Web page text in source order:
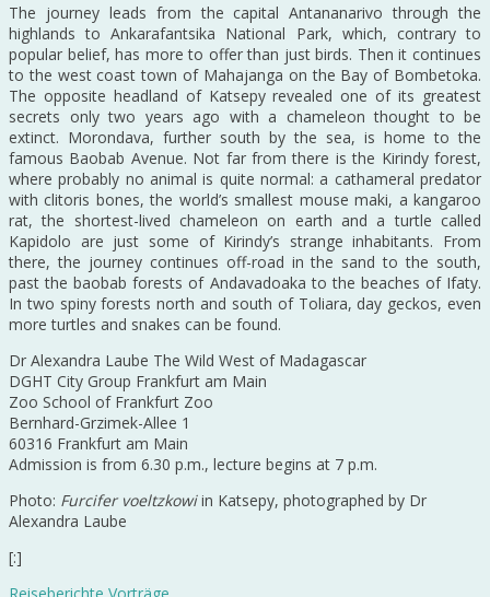
The journey leads from the capital Antananarivo through the
highlands to Ankarafantsika National Park, which, contrary to
popular belief, has more to offer than just birds. Then it continues
to the west coast town of Mahajanga on the Bay of Bombetoka.
The opposite headland of Katsepy revealed one of its greatest
secrets only two years ago with a chameleon thought to be
extinct. Morondava, further south by the sea, is home to the
famous Baobab Avenue. Not far from there is the Kirindy forest,
where probably no animal is quite normal: a cathameral predator
with clitoris bones, the world’s smallest mouse maki, a kangaroo
rat, the shortest-lived chameleon on earth and a turtle called
Kapidolo are just some of Kirindy’s strange inhabitants. From
there, the journey continues off-road in the sand to the south,
past the baobab forests of Andavadoaka to the beaches of Ifaty.
In two spiny forests north and south of Toliara, day geckos, even
more turtles and snakes can be found.
Dr Alexandra Laube The Wild West of Madagascar
DGHT City Group Frankfurt am Main
Zoo School of Frankfurt Zoo
Bernhard-Grzimek-Allee 1
60316 Frankfurt am Main
Admission is from 6.30 p.m., lecture begins at 7 p.m.
Photo: Furcifer voeltzkowiin Katsepy, photographed by Dr
Alexandra Laube
[:]